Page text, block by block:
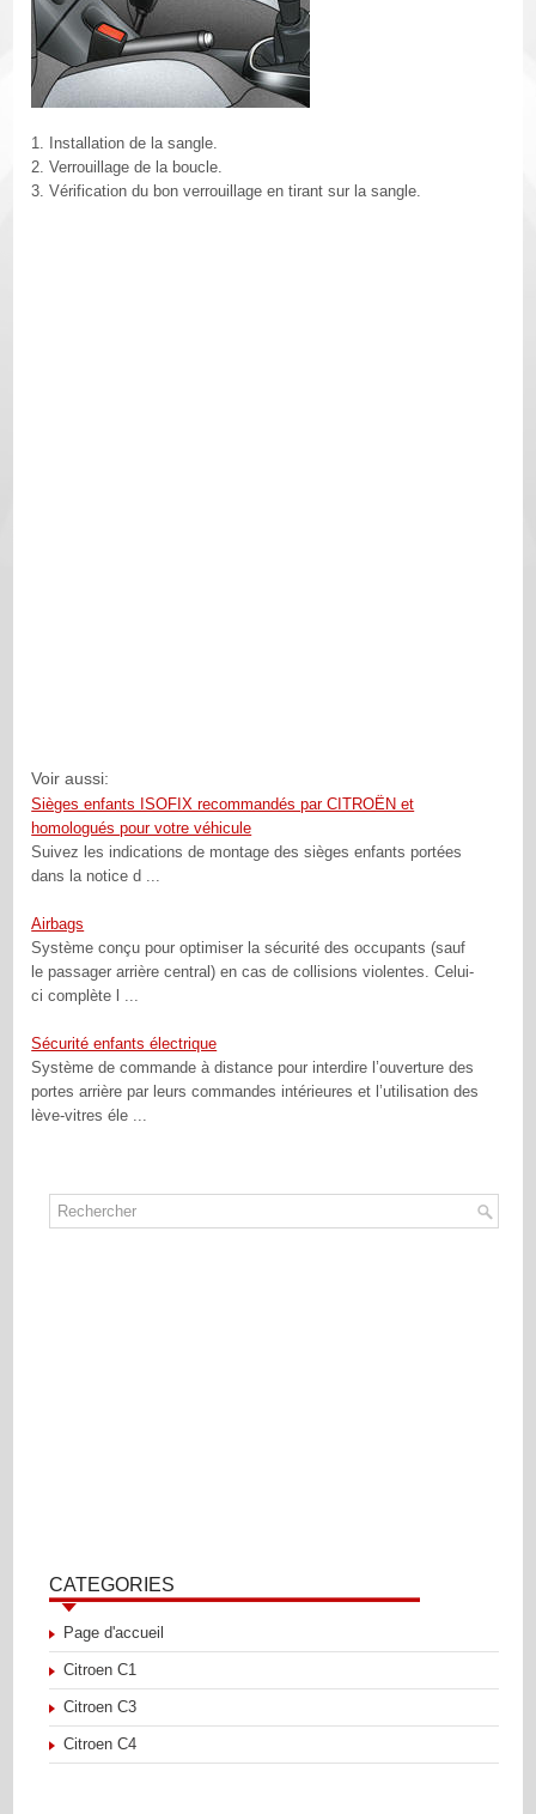
1. Installation de la sangle.
2. Verrouillage de la boucle.
3. Vérification du bon verrouillage en tirant sur la sangle.
Voir aussi:
Sièges enfants ISOFIX recommandés par CITROËN et
homologués pour votre véhicule
Suivez les indications de montage des sièges enfants portées
dans la notice d ...
Airbags
Système conçu pour optimiser la sécurité des occupants (sauf
le passager arrière central) en cas de collisions violentes. Celui-
ci complète l ...
Sécurité enfants électrique
Système de commande à distance pour interdire l’ouverture des
portes arrière par leurs commandes intérieures et l’utilisation des
lève-vitres éle ...
CATEGORIES
Page d'accueil
Citroen C1
Citroen C3
Citroen C4